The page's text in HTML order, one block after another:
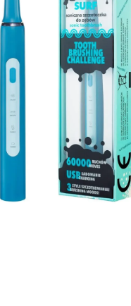
kad padidintumėte